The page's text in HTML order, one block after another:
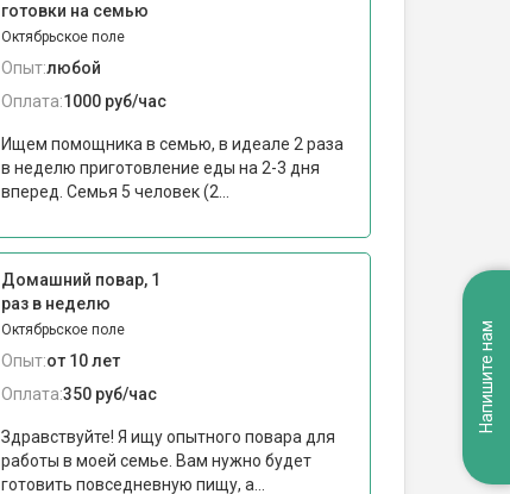
готовки на семью
Октябрьское поле
Опыт:любой
Оплата:1000 руб/час
Ищем помощника в семью, в идеале 2 раза
в неделю приготовление еды на 2-3 дня
вперед. Семья 5 человек (2...
Домашний повар, 1
раз в неделю
Октябрьское поле
Опыт:от 10 лет
Оплата:350 руб/час
Здравствуйте! Я ищу опытного повара для
работы в моей семье. Вам нужно будет
готовить повседневную пищу, а...
Напишите нам